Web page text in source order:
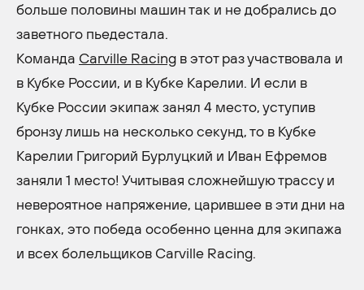
больше половины машин так и не добрались до
заветного пьедестала.
Команда Carville Racing в этот раз участвовала и
в Кубке России, и в Кубке Карелии. И если в
Кубке России экипаж занял 4 место, уступив
бронзу лишь на несколько секунд, то в Кубке
Карелии Григорий Бурлуцкий и Иван Ефремов
заняли 1 место! Учитывая сложнейшую трассу и
невероятное напряжение, царившее в эти дни на
гонках, это победа особенно ценна для экипажа
и всех болельщиков Carville Racing.